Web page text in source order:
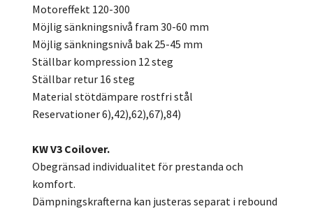
Motoreffekt 120-300
Möjlig sänkningsnivå fram 30-60 mm
Möjlig sänkningsnivå bak 25-45 mm
Ställbar kompression 12 steg
Ställbar retur 16 steg
Material stötdämpare rostfri stål
Reservationer 6),42),62),67),84)
KW V3 Coilover.
Obegränsad individualitet för prestanda och
komfort.
Dämpningskrafterna kan justeras separat i rebound